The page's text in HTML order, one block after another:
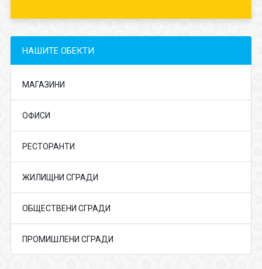
НАШИТЕ ОБЕКТИ
МАГАЗИНИ
ОФИСИ
РЕСТОРАНТИ
ЖИЛИЩНИ СГРАДИ
ОБЩЕСТВЕНИ СГРАДИ
ПРОМИШЛЕНИ СГРАДИ